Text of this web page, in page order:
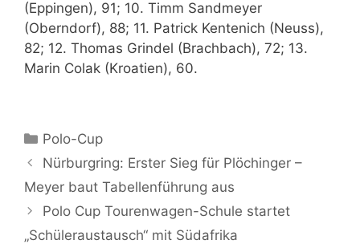
(Eppingen), 91; 10. Timm Sandmeyer
(Oberndorf), 88; 11. Patrick Kentenich (Neuss),
82; 12. Thomas Grindel (Brachbach), 72; 13.
Marin Colak (Kroatien), 60.
Kategorien
Polo-Cup
Nürburgring: Erster Sieg für Plöchinger –
Meyer baut Tabellenführung aus
Polo Cup Tourenwagen-Schule startet
„Schüleraustausch“ mit Südafrika